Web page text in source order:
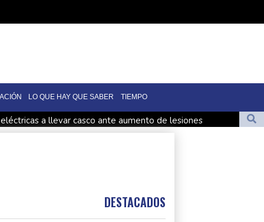
LO QUE HAY QUE SABER TIEMPO
a llevar casco ante aumento de lesiones
en la frontera con Rumania
precocidad
DESTACADOS